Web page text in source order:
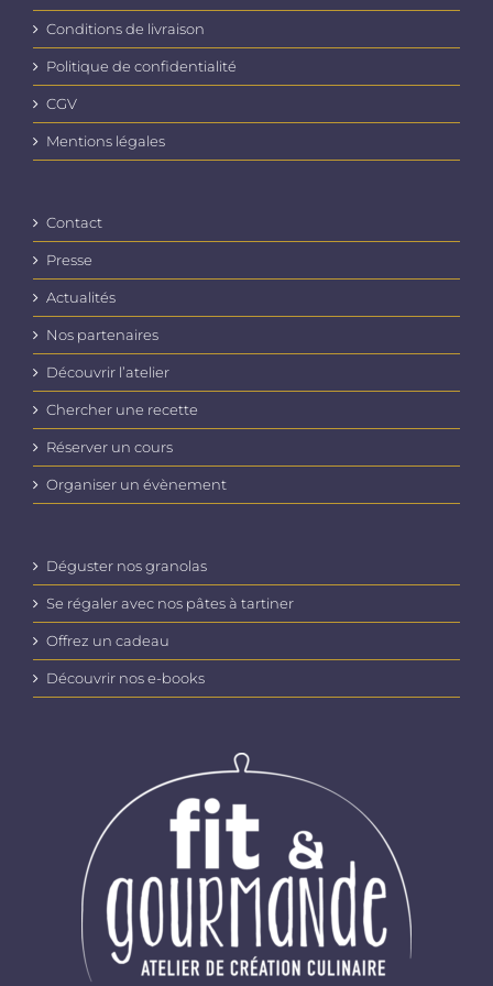
choisies
page
produit
Conditions de livraison
Politique de confidentialité
CGV
Mentions légales
Contact
Presse
Actualités
Nos partenaires
Découvrir l’atelier
Chercher une recette
Réserver un cours
Organiser un évènement
Déguster nos granolas
Se régaler avec nos pâtes à tartiner
Offrez un cadeau
Découvrir nos e-books